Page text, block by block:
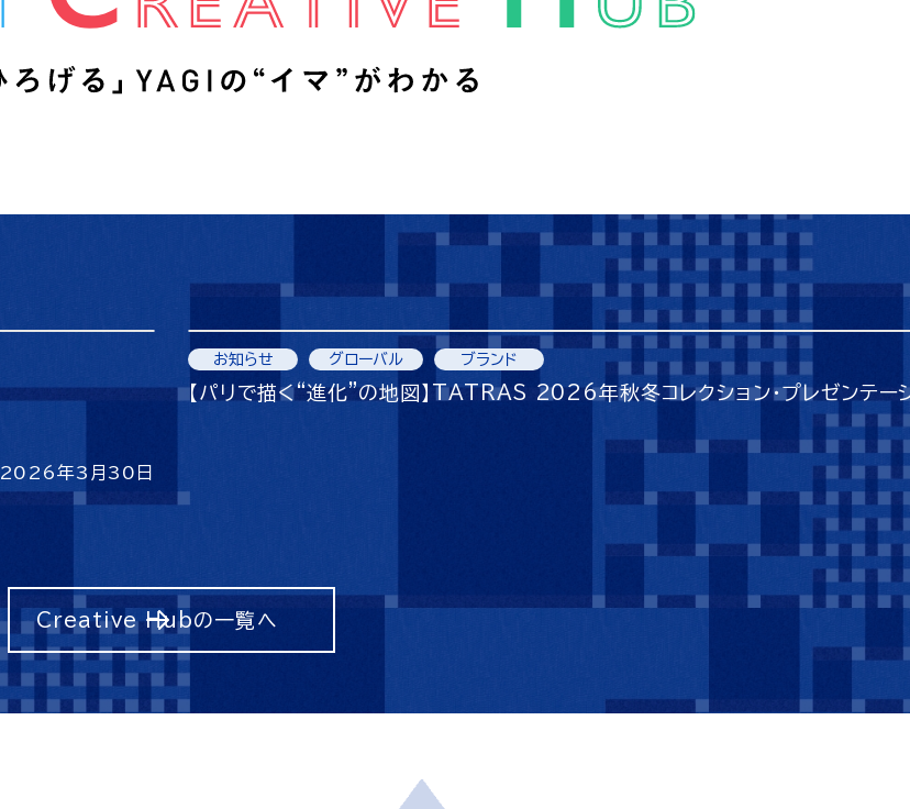
2026年3月30日
お知らせ グローバル ブランド
【パリで描く“進化”の地図】TATRAS 2026年秋冬コレクション・プレゼンテー
Creative Hubの一覧へ